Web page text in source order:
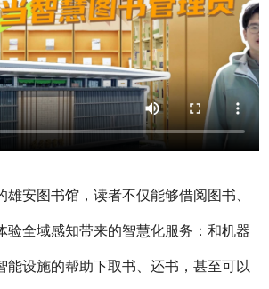
安图书馆，读者不仅能够借阅图书、
验全域感知带来的智慧化服务：和机器
能设施的帮助下取书、还书，甚至可以